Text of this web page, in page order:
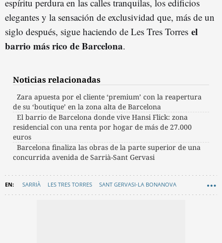
espíritu perdura en las calles tranquilas, los edificios
elegantes y la sensación de exclusividad que, más de un
siglo después, sigue haciendo de Les Tres Torres el
barrio más rico de Barcelona.
Noticias relacionadas
Zara apuesta por el cliente ‘premium’ con la reapertura
de su ‘boutique’ en la zona alta de Barcelona
El barrio de Barcelona donde vive Hansi Flick: zona
residencial con una renta por hogar de más de 27.000
euros
Barcelona finaliza las obras de la parte superior de una
concurrida avenida de Sarrià-Sant Gervasi
SARRIÀ LES TRES TORRES SANT GERVASI-LA BONANOVA